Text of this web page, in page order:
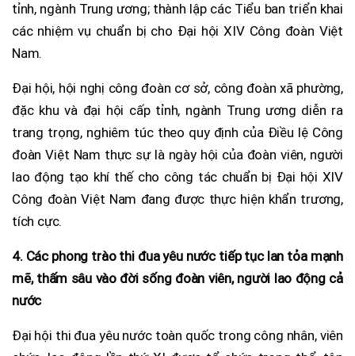
tỉnh, ngành Trung ương; thành lập các Tiểu ban triển khai
các nhiệm vụ chuẩn bị cho Đại hội XIV Công đoàn Việt
Nam.
Đại hội, hội nghị công đoàn cơ sở, công đoàn xã phường,
đặc khu và đại hội cấp tỉnh, ngành Trung ương diễn ra
trang trọng, nghiêm túc theo quy định của Điều lệ Công
đoàn Việt Nam thực sự là ngày hội của đoàn viên, người
lao động tạo khí thế cho công tác chuẩn bị Đại hội XIV
Công đoàn Việt Nam đang được thực hiện khẩn trương,
tích cực.
4. Các phong trào thi đua yêu nước tiếp tục lan tỏa mạnh
mẽ, thấm sâu vào đời sống đoàn viên, người lao động cả
nước
Đại hội thi đua yêu nước toàn quốc trong công nhân, viên